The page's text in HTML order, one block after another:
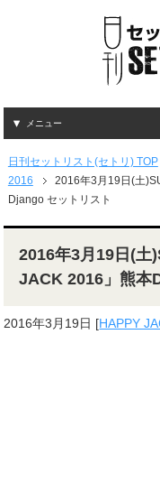
メニュー
日刊セットリスト(セトリ) TOP
2016
2016年3月19日(土
Django セットリスト
2016年3月19日(土
JACK 2016」熊本
2016年3月19日 [HAPPY